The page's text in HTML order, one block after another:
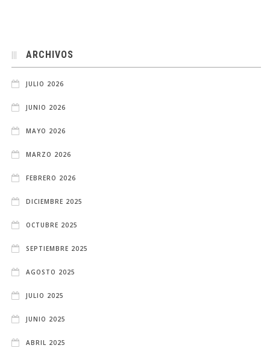
ARCHIVOS
JULIO 2026
JUNIO 2026
MAYO 2026
MARZO 2026
FEBRERO 2026
DICIEMBRE 2025
OCTUBRE 2025
SEPTIEMBRE 2025
AGOSTO 2025
JULIO 2025
JUNIO 2025
ABRIL 2025